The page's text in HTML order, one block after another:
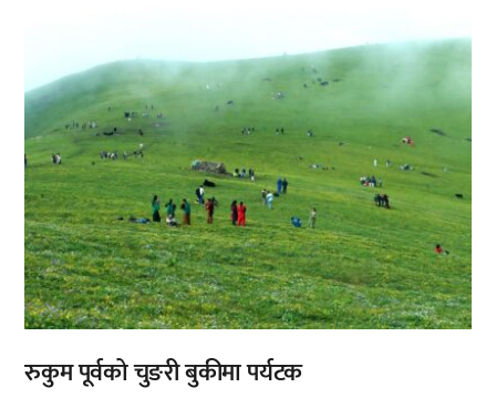
रुकुम पूर्वको चुङरी बुकीमा पर्यटक